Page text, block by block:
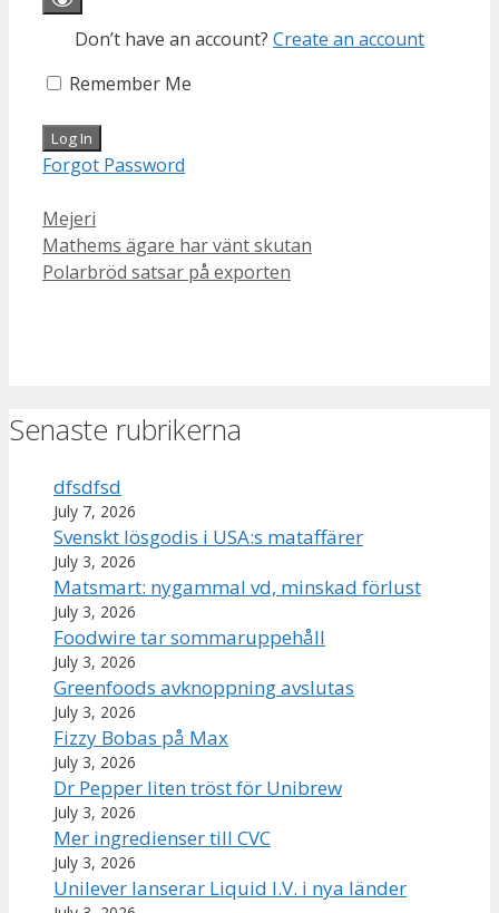
Don’t have an account? Create an account
Remember Me
Forgot Password
Categories
Mejeri
Mathems ägare har vänt skutan
Polarbröd satsar på exporten
Senaste rubrikerna
dfsdfsd
July 7, 2026
Svenskt lösgodis i USA:s mataffärer
July 3, 2026
Matsmart: nygammal vd, minskad förlust
July 3, 2026
Foodwire tar sommaruppehåll
July 3, 2026
Greenfoods avknoppning avslutas
July 3, 2026
Fizzy Bobas på Max
July 3, 2026
Dr Pepper liten tröst för Unibrew
July 3, 2026
Mer ingredienser till CVC
July 3, 2026
Unilever lanserar Liquid I.V. i nya länder